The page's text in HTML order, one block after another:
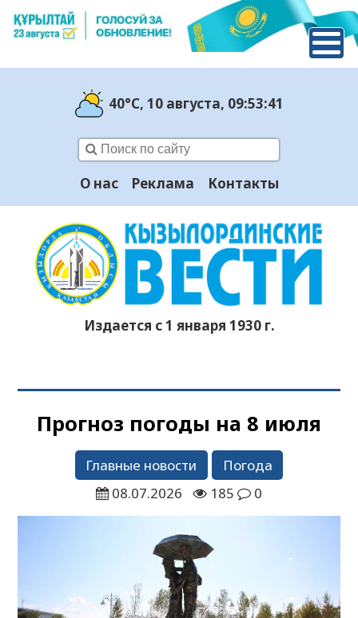
40°C, 10 августа, 09:53:42
О нас Реклама Контакты
Издается с 1 января 1930 г.
Прогноз погоды на 8 июля
Главные новости
Погода
08.07.2026
185 0